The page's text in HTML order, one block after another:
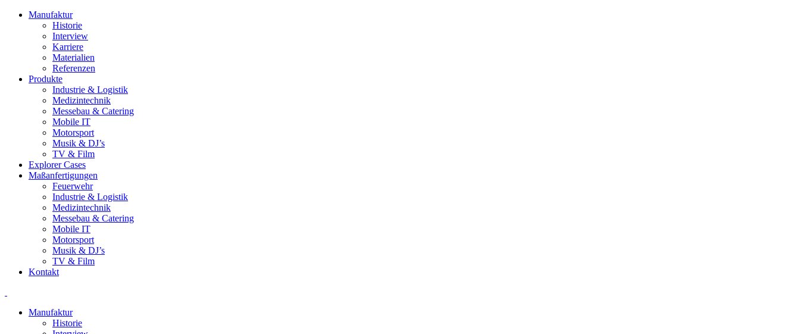
Manufaktur
Historie
Interview
Karriere
Materialien
Referenzen
Produkte
Industrie & Logistik
Medizintechnik
Messebau & Catering
Mobile IT
Motorsport
Musik & DJ’s
TV & Film
Explorer Cases
Maßanfertigungen
Feuerwehr
Industrie & Logistik
Medizintechnik
Messebau & Catering
Mobile IT
Motorsport
Musik & DJ’s
TV & Film
Kontakt
Manufaktur
Historie